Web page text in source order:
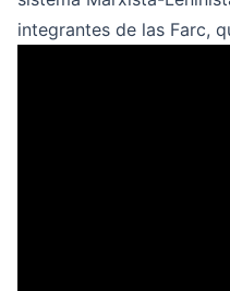
integrantes de las Farc,